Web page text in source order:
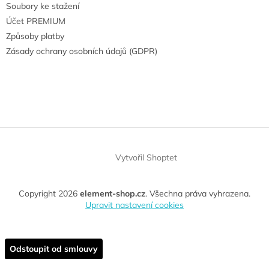
Soubory ke stažení
Účet PREMIUM
Způsoby platby
Zásady ochrany osobních údajů (GDPR)
Vytvořil Shoptet
Copyright 2026 element-shop.cz. Všechna práva vyhrazena.
Upravit nastavení cookies
Odstoupit od smlouvy